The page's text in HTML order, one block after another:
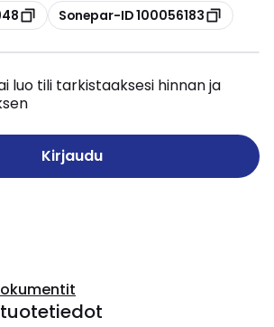
Kopioi
Sonepar-ID 100056183
luo tili tarkistaaksesi hinnan ja
Kirjaudu